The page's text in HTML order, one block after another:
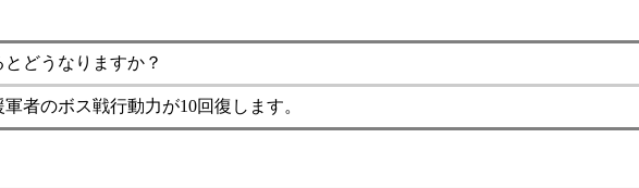
どうなりますか？
者のボス戦行動力が10回復します。